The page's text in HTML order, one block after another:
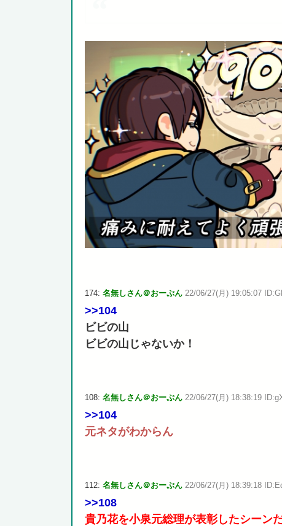
174: 名無しさん＠おーぷん 22/06/27(月) 19:05:07
>>104
ビビの山
ビビの山じゃないか！
108: 名無しさん＠おーぷん 22/06/27(月) 18:38:19
>>104
元ネタがわからん
112: 名無しさん＠おーぷん 22/06/27(月) 18:39:18
>>108
貴乃花を小泉元総理が表彰したシーン